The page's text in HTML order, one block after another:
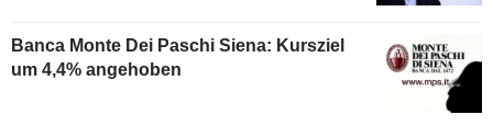
Banca Monte Dei Paschi Siena: Kursziel
um 4,4% angehoben